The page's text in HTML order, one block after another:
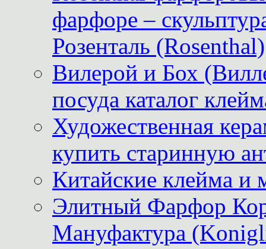
фарфоре –
Розенталь (Rosenthal)
Вилерой и Бох
посуда каталог
Художественная
купить старинную
Китайские клейма и
Элитный Фарфор
Мануфактура